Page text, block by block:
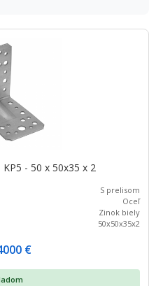
- 50 x 50x35 x 2
S prelisom
Oceľ
Zinok biely
50x50x35x2
€